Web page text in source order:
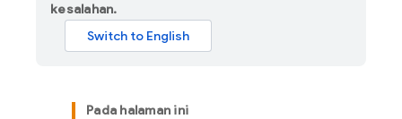
kesalahan.
Pada halaman ini